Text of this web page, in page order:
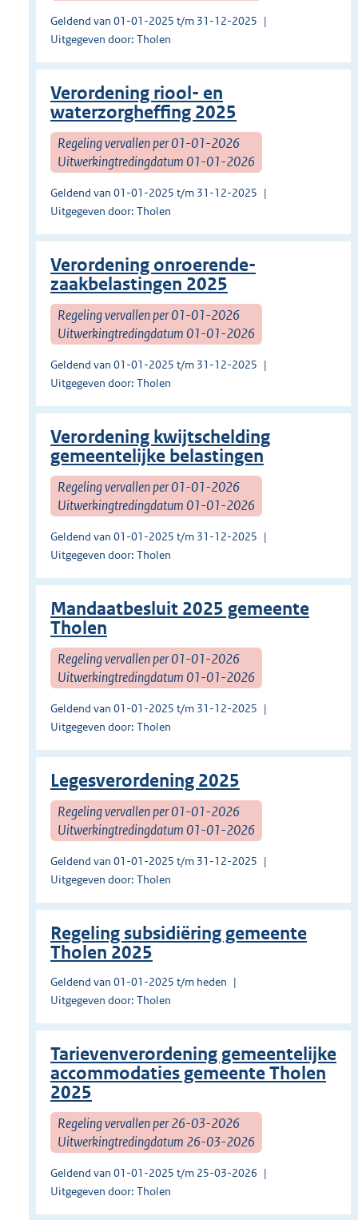
Geldend van 01-01-2025 t/m 31-12-2025
Uitgegeven door: Tholen
Verordening riool- en
waterzorgheffing 2025
Regeling vervallen per 01-01-2026
Uitwerkingtredingdatum 01-01-2026
Geldend van 01-01-2025 t/m 31-12-2025
Uitgegeven door: Tholen
Verordening onroerende-
zaakbelastingen 2025
Regeling vervallen per 01-01-2026
Uitwerkingtredingdatum 01-01-2026
Geldend van 01-01-2025 t/m 31-12-2025
Uitgegeven door: Tholen
Verordening kwijtschelding
gemeentelijke belastingen
Regeling vervallen per 01-01-2026
Uitwerkingtredingdatum 01-01-2026
Geldend van 01-01-2025 t/m 31-12-2025
Uitgegeven door: Tholen
Mandaatbesluit 2025 gemeente
Tholen
Regeling vervallen per 01-01-2026
Uitwerkingtredingdatum 01-01-2026
Geldend van 01-01-2025 t/m 31-12-2025
Uitgegeven door: Tholen
Legesverordening 2025
Regeling vervallen per 01-01-2026
Uitwerkingtredingdatum 01-01-2026
Geldend van 01-01-2025 t/m 31-12-2025
Uitgegeven door: Tholen
Regeling subsidiëring gemeente
Tholen 2025
Geldend van 01-01-2025 t/m heden
Uitgegeven door: Tholen
Tarievenverordening gemeentelijke
accommodaties gemeente Tholen
2025
Regeling vervallen per 26-03-2026
Uitwerkingtredingdatum 26-03-2026
Geldend van 01-01-2025 t/m 25-03-2026
Uitgegeven door: Tholen